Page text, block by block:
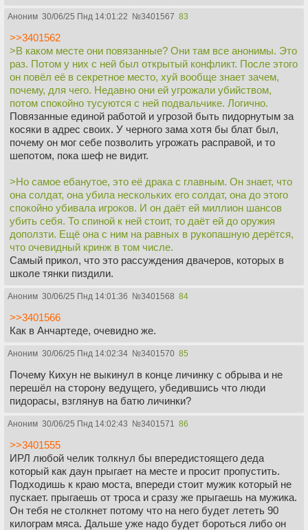
Аноним 30/06/25 Пнд 14:01:22 №3401567 83
>>3401562
>В каком месте они повязанные? Они там все анонимы. Это
раз. Потом у них с ней был открытый конфликт. После этого
он повёл её в секретное место, хуй вообще знает зачем,
почему, для чего. Недавно они ей угрожали убийством,
потом спокойно тусуются с ней подвальчике. Логично.
Повязанные единой работой и угрозой быть пидорнутым за
косяки в адрес своих. У черного зама хотя бы блат был,
почему он мог себе позволить угрожать расправой, и то
шепотом, пока шеф не видит.
>Но самое ебанутое, это её драка с главным. Он знает, что
она солдат, она убила нескольких его солдат, она до этого
спокойно убивала игроков. И он даёт ей миллион шансов
убить себя. То спиной к ней стоит, то даёт ей до оружия
доползти. Ещё она с ним на равных в рукопашную дерётся,
что очевидный кринж в том числе.
Самый прикол, что это рассуждения двачеров, которых в
школе тянки пиздили.
Аноним 30/06/25 Пнд 14:01:36 №3401568 84
>>3401566
Как в Анчартеде, очевидно же.
Аноним 30/06/25 Пнд 14:02:34 №3401570 85
Почему Кихун не выкинул в конце личинку с обрыва и не
перешёл на сторону ведущего, убедившись что люди
пидорасы, взглянув на батю личинки?
Аноним 30/06/25 Пнд 14:02:43 №3401571 86
>>3401555
ИРЛ любой челик толкнул бы впередистоящего деда
который как даун прыгает на месте и просит пропустить.
Подходишь к краю моста, впереди стоит мужик который не
пускает. прыгаешь от троса и сразу же прыгаешь на мужика.
Он тебя не столкнет потому что на него будет лететь 90
килограм мяса. Дальше уже надо будет бороться либо он